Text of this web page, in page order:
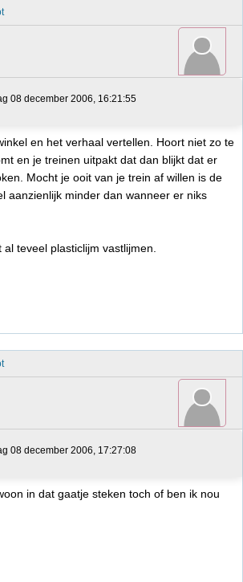
08 december 2006, 16:21:55
en het verhaal vertellen. Hoort niet zo te
en je treinen uitpakt dat dan blijkt dat er
Mocht je ooit van je trein af willen is de
aanzienlijk minder dan wanneer er niks
teveel plasticlijm vastlijmen.
08 december 2006, 17:27:08
in dat gaatje steken toch of ben ik nou